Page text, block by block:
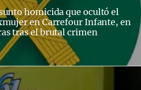
homicida que ocultó el
en Carrefour Infante, en
tras el brutal crimen